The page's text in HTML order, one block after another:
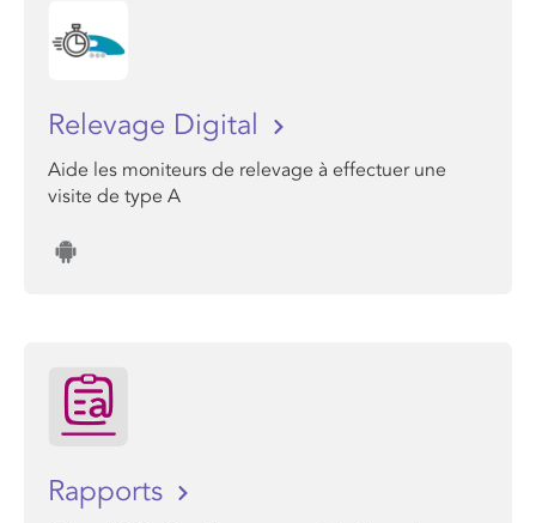
Relevage Digital
Aide les moniteurs de relevage à effectuer une
visite de type A
Rapports